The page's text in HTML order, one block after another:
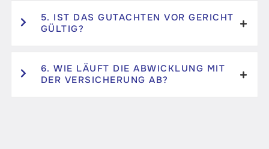
5. IST DAS GUTACHTEN VOR GERICHT
GÜLTIG?
6. WIE LÄUFT DIE ABWICKLUNG MIT
DER VERSICHERUNG AB?